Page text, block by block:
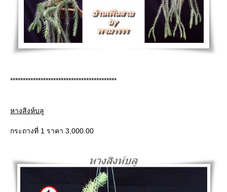
******************************************
หางสิงห์บลู
กระถางที่ 1 ราคา 3,000.00